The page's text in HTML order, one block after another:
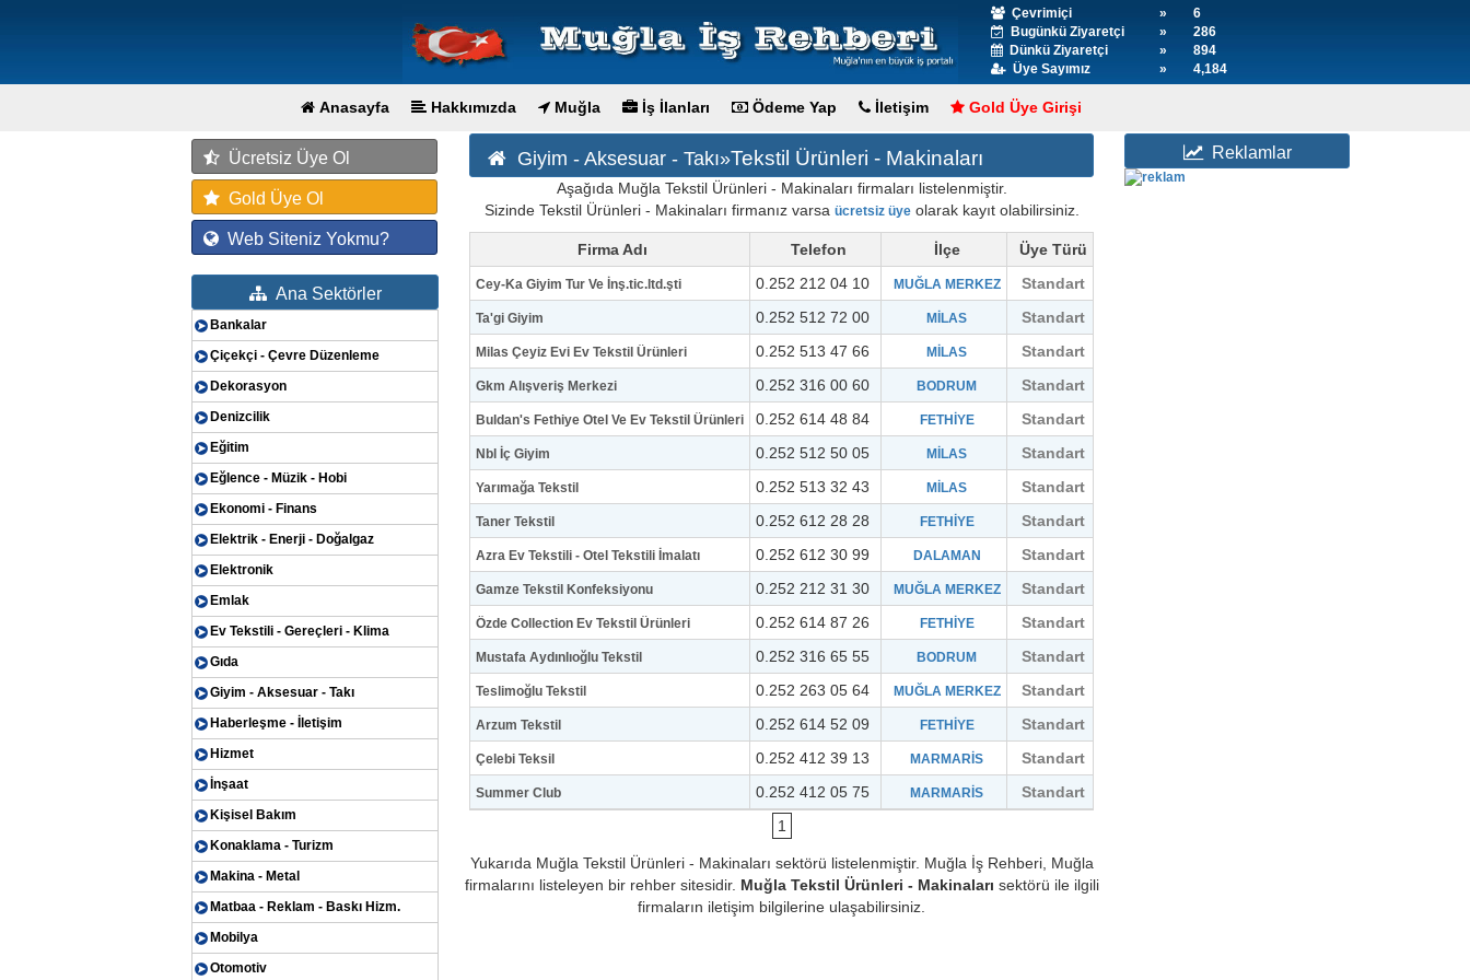
Çevrimiçi »
6
Bugünkü Ziyaretçi
»
286
Dünkü Ziyaretçi
»
894
Üye Sayımız
» 4,184
Anasayfa Hakkımızda Muğla İş İlanları Ödeme Yap İletişim Gold Üye Girişi
Ücretsiz Üye Ol
Gold Üye Ol
Web Siteniz Yokmu?
Ana Sektörler
Bankalar
Çiçekçi - Çevre Düzenleme
Dekorasyon
Denizcilik
Eğitim
Eğlence - Müzik - Hobi
Ekonomi - Finans
Elektrik - Enerji - Doğalgaz
Elektronik
Emlak
Ev Tekstili - Gereçleri - Klima
Gıda
Giyim - Aksesuar - Takı
Haberleşme - İletişim
Hizmet
İnşaat
Kişisel Bakım
Konaklama - Turizm
Makina - Metal
Matbaa - Reklam - Baskı Hizm.
Mobilya
Otomotiv
Giyim - Aksesuar - Takı»Tekstil Ürünleri - Makinaları
Aşağıda Muğla Tekstil Ürünleri - Makinaları firmaları listelenmiştir.
Sizinde Tekstil Ürünleri - Makinaları firmanız varsa ücretsiz üyeolarak kayıt olabilirsiniz.
Firma Adı Telefon İlçe Üye Türü
Cey-Ka Giyim Tur Ve İnş.tic.ltd.şti 0.252 212 04 10 MUĞLA MERKEZ Standart
Ta'gi Giyim 0.252 512 72 00 MİLAS Standart
Milas Çeyiz Evi Ev Tekstil Ürünleri 0.252 513 47 66 MİLAS Standart
Gkm Alışveriş Merkezi 0.252 316 00 60 BODRUM Standart
Buldan's Fethiye Otel Ve Ev Tekstil Ürünleri 0.252 614 48 84 FETHİYE Standart
Nbl İç Giyim 0.252 512 50 05 MİLAS Standart
Yarımağa Tekstil 0.252 513 32 43 MİLAS Standart
Taner Tekstil 0.252 612 28 28 FETHİYE Standart
Azra Ev Tekstili - Otel Tekstili İmalatı 0.252 612 30 99 DALAMAN Standart
Gamze Tekstil Konfeksiyonu 0.252 212 31 30 MUĞLA MERKEZ Standart
Özde Collection Ev Tekstil Ürünleri 0.252 614 87 26 FETHİYE Standart
Mustafa Aydınlıoğlu Tekstil 0.252 316 65 55 BODRUM Standart
Teslimoğlu Tekstil 0.252 263 05 64 MUĞLA MERKEZ Standart
Arzum Tekstil 0.252 614 52 09 FETHİYE Standart
Çelebi Teksil 0.252 412 39 13 MARMARİS Standart
Summer Club 0.252 412 05 75 MARMARİS
Standart
1
Yukarıda Muğla Tekstil Ürünleri - Makinaları sektörü listelenmiştir. Muğla İş Rehberi, Muğla
firmalarını listeleyen bir rehber sitesidir. Muğla Tekstil Ürünleri - Makinaları sektörü ile ilgili
firmaların iletişim bilgilerine ulaşabilirsiniz.
Reklamlar